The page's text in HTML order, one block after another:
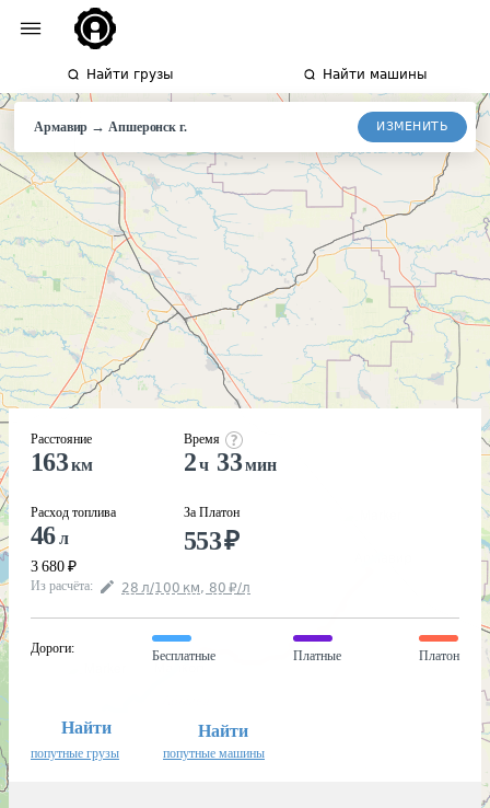
Найти грузы Найти машины
Армавир →Апшеронскг. ИЗМЕНИТЬ
Расстояние
163км
Расход топлива
46л
3 680 ₽
Время
2 ч 33мин
За Платон
553₽
Из расчёта: 28 л/100 км, 80 ₽/л
Дороги:
Бесплатные Платные Платон
Найти
попутные грузы
Найти
попутные машины